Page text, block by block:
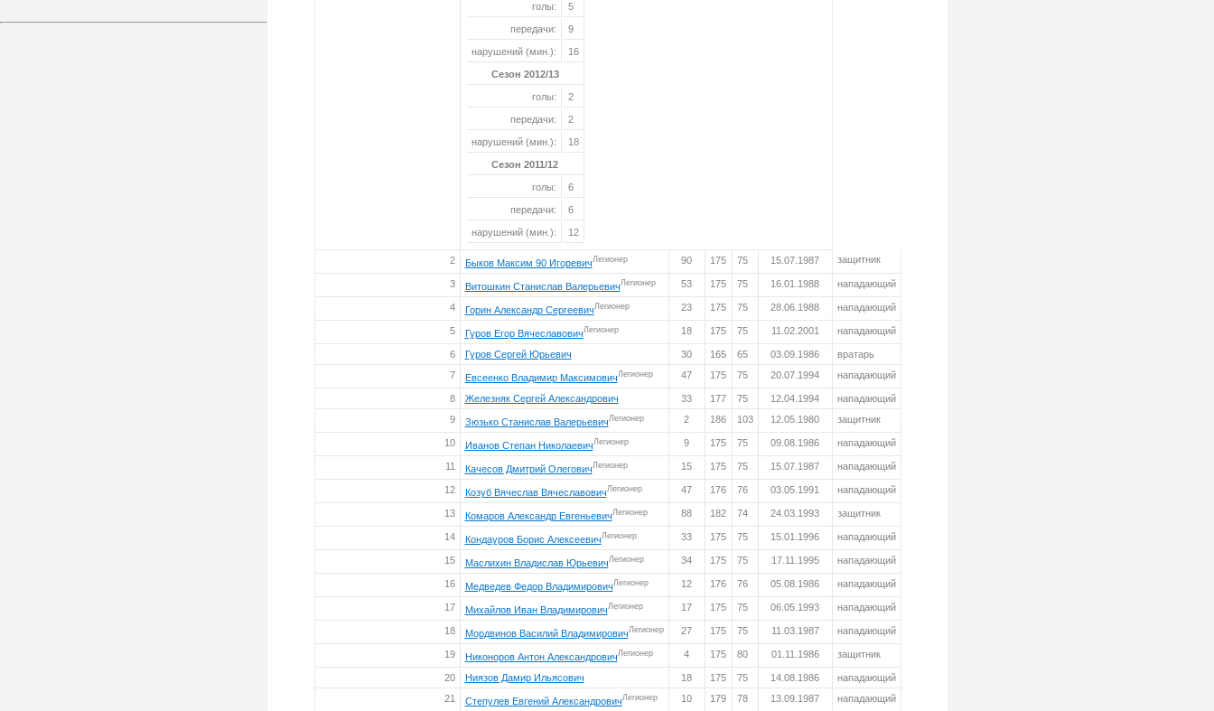
голы: 5
передачи: 9
нарушений (мин.): 16
Сезон 2012/13
голы: 2
передачи: 2
нарушений (мин.): 18
Сезон 2011/12
голы: 6
передачи: 6
нарушений (мин.): 12
2 Быков Максим 90 ИгоревичЛегионер 90 175 75 15.07.1987 защитник
3 Витошкин Станислав ВалерьевичЛегионер 53 175 75 16.01.1988 нападающий
4 Горин Александр СергеевичЛегионер 23 175 75 28.06.1988 нападающий
5 Гуров Егор ВячеславовичЛегионер 18 175 75 11.02.2001 нападающий
6 Гуров Сергей Юрьевич 30 165 65 03.09.1986
вратарь
7
Евсеенко Владимир МаксимовичЛегионер 47 175 75 20.07.1994 нападающий
8 Железняк Сергей Александрович 33 177 75 12.04.1994
нападающий
9
Зюзько Станислав ВалерьевичЛегионер 2 186 103 12.05.1980 защитник
10 Иванов Степан НиколаевичЛегионер 9 175 75 09.08.1986 нападающий
11 Качесов Дмитрий ОлеговичЛегионер 15 175 75 15.07.1987 нападающий
12 Козуб Вячеслав ВячеславовичЛегионер 47 176 76 03.05.1991 нападающий
13 Комаров Александр ЕвгеньевичЛегионер 88 182 74 24.03.1993 защитник
14 Кондауров Борис АлексеевичЛегионер 33 175 75 15.01.1996 нападающий
15 Маслихин Владислав ЮрьевичЛегионер 34 175 75 17.11.1995 нападающий
16 Медведев Федор ВладимировичЛегионер 12 176 76 05.08.1986 нападающий
17 Михайлов Иван ВладимировичЛегионер 17 175 75 06.05.1993 нападающий
18 Мордвинов Василий ВладимировичЛегионер 27 175 75 11.03.1987 нападающий
19 Никоноров Антон АлександровичЛегионер 4 175 80 01.11.1986 защитник
20 Ниязов Дамир Ильясович 18 175 75 14.08.1986
нападающий
21
Степулев Евгений АлександровичЛегионер 10 179 78 13.09.1987 нападающий